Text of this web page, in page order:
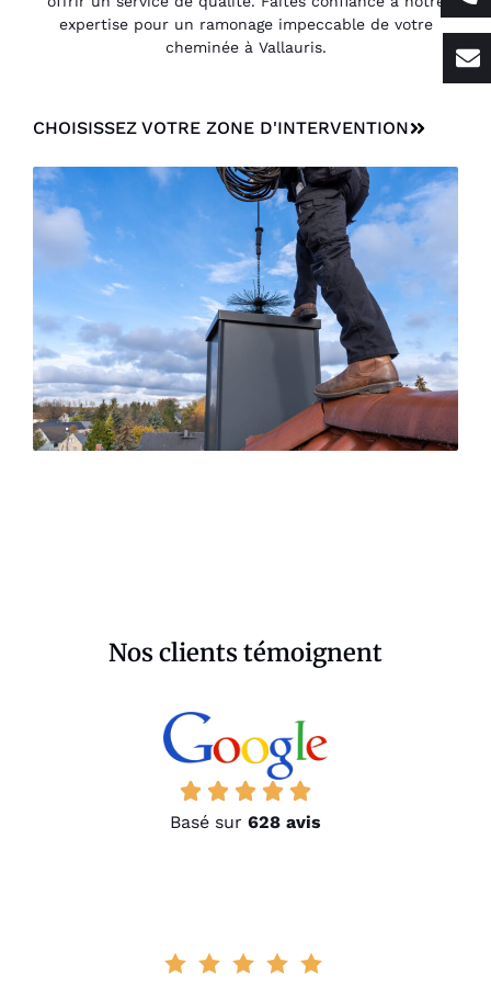
expertise pour un ramonage impeccable de votre
cheminée à Vallauris.
CHOISISSEZ VOTRE ZONE D'INTERVENTION
Nos clients témoignent
Basé sur 628 avis